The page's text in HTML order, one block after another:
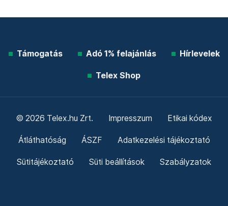
Támogatás Adó 1% felajánlás Hírlevelek
Telex Shop
© 2026 Telex.hu Zrt. Impresszum Etikai kódex
Átláthatóság ÁSZF Adatkezelési tájékoztató
Sütitájékoztató Süti beállítások Szabályzatok